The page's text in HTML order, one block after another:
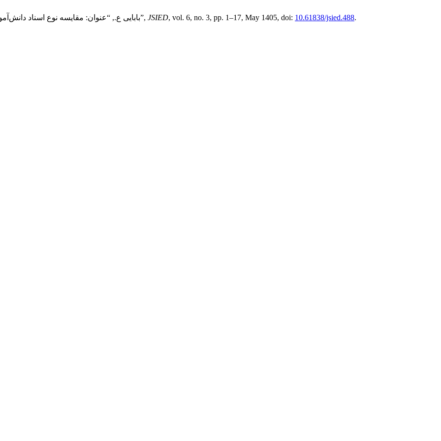
بابایی ع., “عنوان: مقایسه نوع اسناد دانش‌آموزان دارای افت تحصیلی درس ریاضیات در مقطع متوسطه دوره دوم”, JSIED, vol. 6, no. 3, pp. 1–17, May 1405, doi: 10.61838/jsied.488.